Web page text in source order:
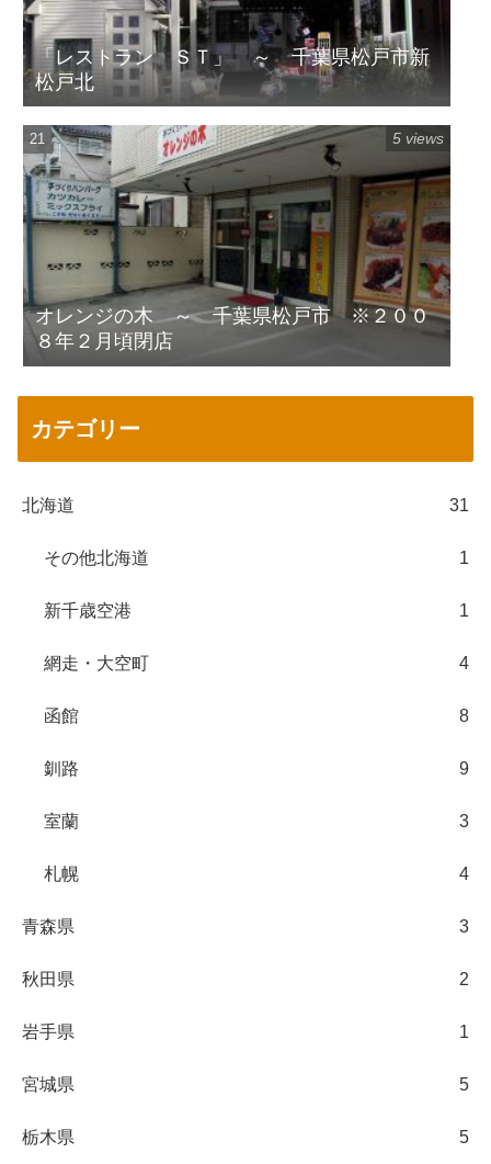
「レストラン ＳＴ」 ～ 千葉県松戸市新
松戸北
オレンジの木 ～ 千葉県松戸市 ※２００
８年２月頃閉店
5 views
カテゴリー
北海道 31
その他北海道 1
新千歳空港 1
網走・大空町 4
函館 8
釧路 9
室蘭 3
札幌 4
青森県 3
秋田県 2
岩手県 1
宮城県 5
栃木県 5